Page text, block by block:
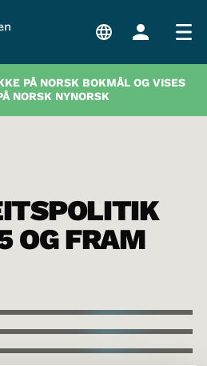
PÅ NORSK BOKMÅL OG VISES
NORSK NYNORSK
OG FRAM